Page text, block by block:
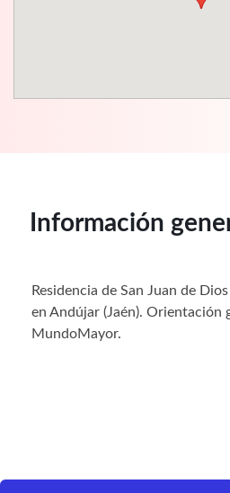
Información
Residencia de San Juan de
en Andújar (Jaén). Orientación
MundoMayor.